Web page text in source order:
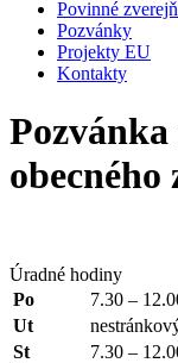
Povinné
Pozvánky
Projekty EU
Kontakty
Úradné hodiny
Po
7.30 –
Ut
St
7.30 –